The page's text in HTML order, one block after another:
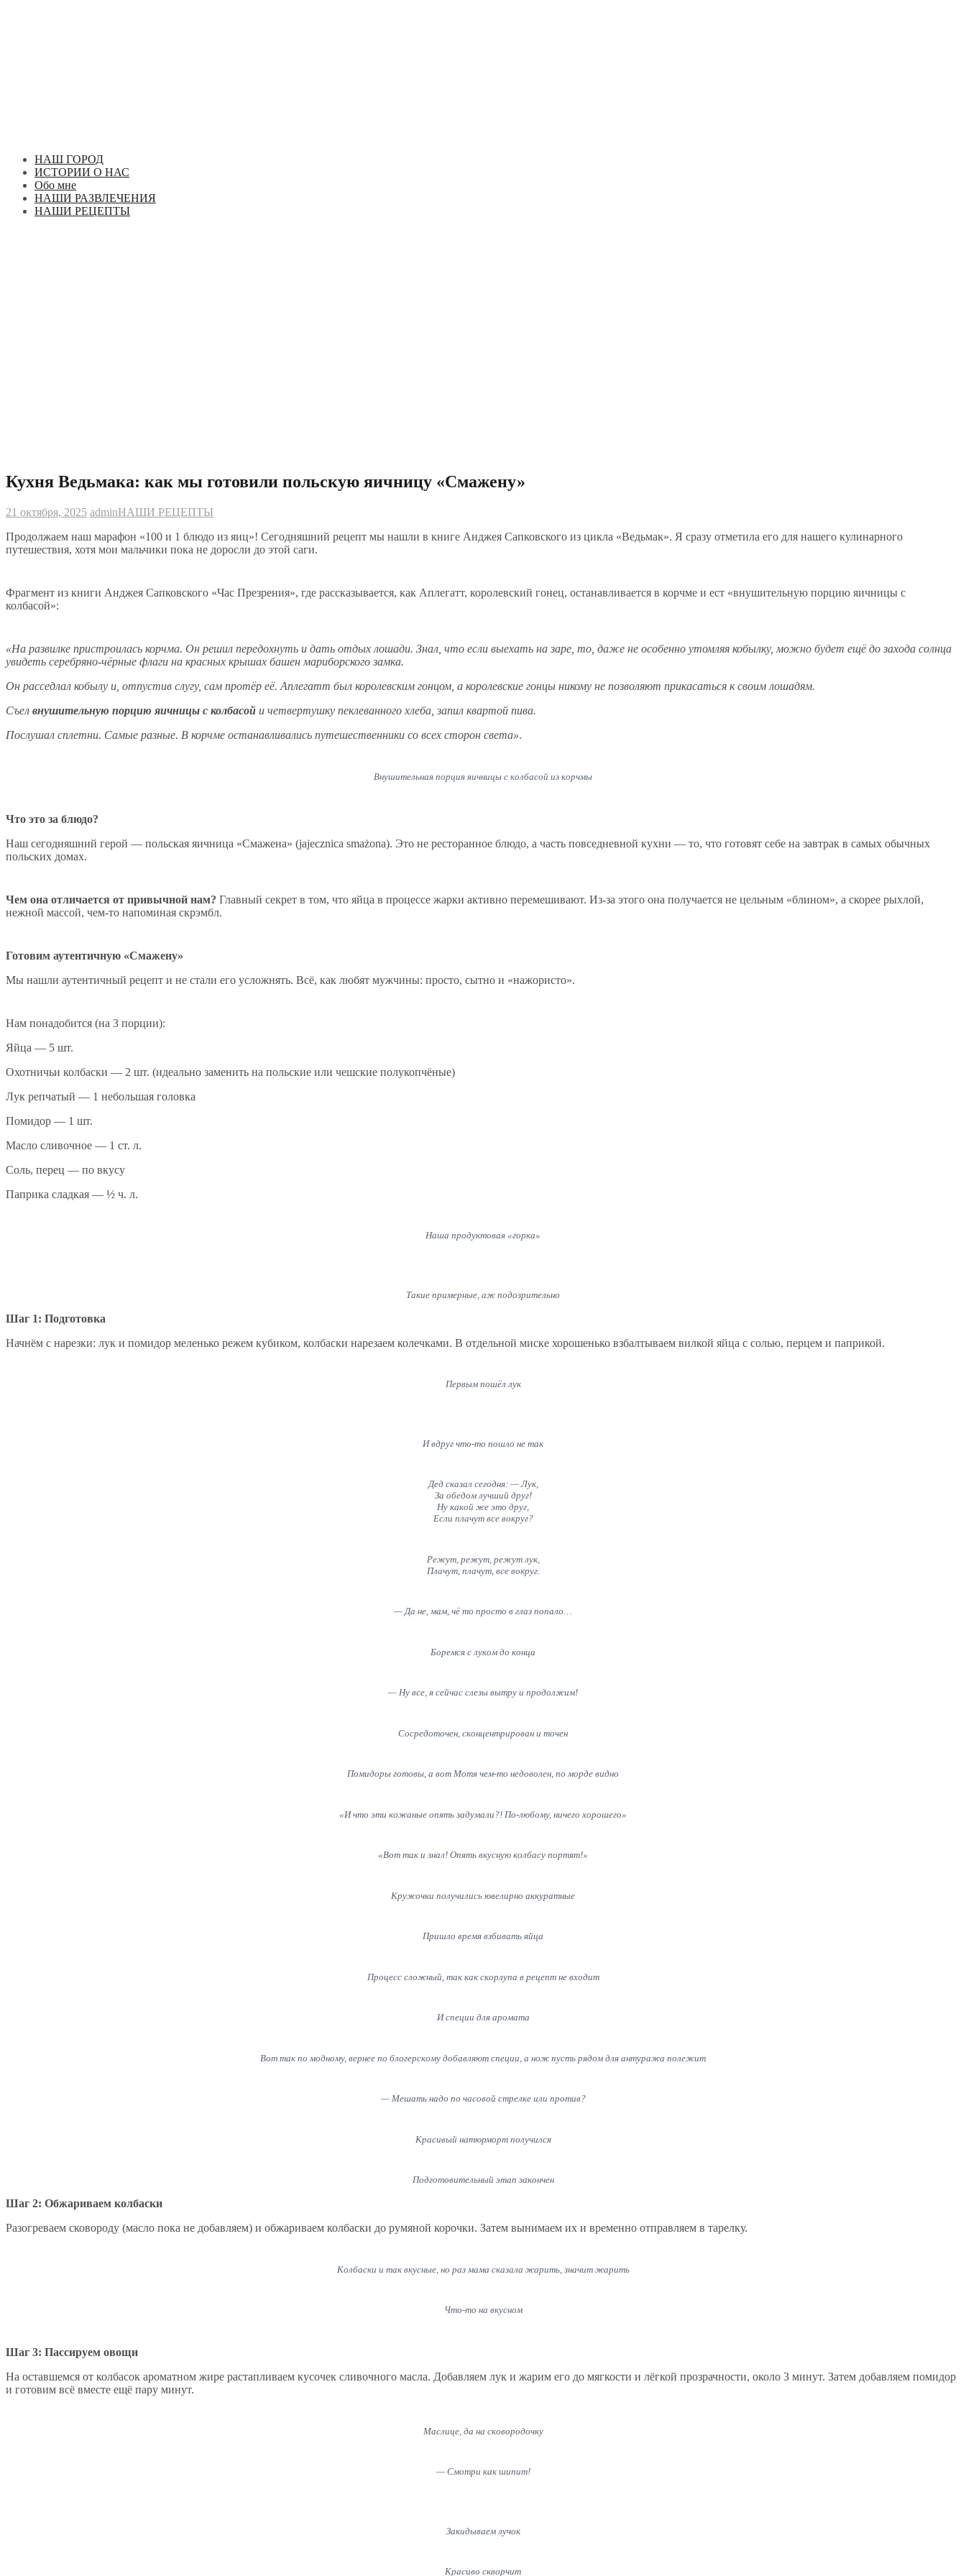
НАШ ГОРОД
ИСТОРИИ О НАС
Обо мне
НАШИ РАЗВЛЕЧЕНИЯ
НАШИ РЕЦЕПТЫ
Кухня Ведьмака: как мы готовили польскую яичницу «Смажену»
21 октября, 2025 adminНАШИ РЕЦЕПТЫ
Продолжаем наш марафон «100 и 1 блюдо из яиц»! Сегодняшний рецепт мы нашли в книге Анджея Сапковского из цикла «Ведьмак». Я сразу отметила его для нашего кулинарного
путешествия, хотя мои мальчики пока не доросли до этой саги.
Фрагмент из книги Анджея Сапковского «Час Презрения», где рассказывается, как Аплегатт, королевский гонец, останавливается в корчме и ест «внушительную порцию яичницы с
колбасой»:
«На развилке пристроилась корчма. Он решил передохнуть и дать отдых лошади. Знал, что если выехать на заре, то, даже не особенно утомляя кобылку, можно будет ещё до захода солнца
увидеть серебряно-чёрные флаги на красных крышах башен мариборского замка.
Он расседлал кобылу и, отпустив слугу, сам протёр её. Аплегатт был королевским гонцом, а королевские гонцы никому не позволяют прикасаться к своим лошадям.
Съел внушительную порцию яичницы с колбасой и четвертушку пеклеванного хлеба, запил квартой пива.
Послушал сплетни. Самые разные. В корчме останавливались путешественники со всех сторон света».
Внушительная порция яичницы с колбасой из корчмы
Что это за блюдо?
Наш сегодняшний герой — польская яичница «Смажена» (jajecznica smażona). Это не ресторанное блюдо, а часть повседневной кухни — то, что готовят себе на завтрак в самых обычных
польских домах.
Чем она отличается от привычной нам? Главный секрет в том, что яйца в процессе жарки активно перемешивают. Из-за этого она получается не цельным «блином», а скорее рыхлой,
нежной массой, чем-то напоминая скрэмбл.
Готовим аутентичную «Смажену»
Мы нашли аутентичный рецепт и не стали его усложнять. Всё, как любят мужчины: просто, сытно и «нажористо».
Нам понадобится (на 3 порции):
Яйца — 5 шт.
Охотничьи колбаски — 2 шт. (идеально заменить на польские или чешские полукопчёные)
Лук репчатый — 1 небольшая головка
Помидор — 1 шт.
Масло сливочное — 1 ст. л.
Соль, перец — по вкусу
Паприка сладкая — ½ ч. л.
Наша продуктовая «горка»
Такие примерные, аж подозрительно
Шаг 1: Подготовка
Начнём с нарезки: лук и помидор меленько режем кубиком, колбаски нарезаем колечками. В отдельной миске хорошенько взбалтываем вилкой яйца с солью, перцем и паприкой.
Первым пошёл лук
И вдруг что-то пошло не так
Дед сказал сегодня: — Лук,
За обедом лучший друг!
Ну какой же это друг,
Если плачут все вокруг?
Режут, режут, режут лук,
Плачут, плачут, все вокруг.
— Да не, мам, чё то просто в глаз попало…
Боремся с луком до конца
— Ну все, я сейчас слезы вытру и продолжим!
Сосредоточен, сконцентрирован и точен
Помидоры готовы, а вот Мотя чем-то недоволен, по морде видно
«И что эти кожаные опять задумали?! По-любому, ничего хорошего»
«Вот так и знал! Опять вкусную колбасу портят!»
Кружочки получились ювелирно аккуратные
Пришло время взбивать яйца
Процесс сложный, так как скорлупа в рецепт не входит
И специи для аромата
Вот так по модному, вернее по блогерскому добавляют специи, а нож пусть рядом для антуража полежит
— Мешать надо по часовой стрелке или против?
Красивый натюрморт получился
Подготовительный этап закончен
Шаг 2: Обжариваем колбаски
Разогреваем сковороду (масло пока не добавляем) и обжариваем колбаски до румяной корочки. Затем вынимаем их и временно отправляем в тарелку.
Колбаски и так вкусные, но раз мама сказала жарить, значит жарить
Что-то на вкусном
Шаг 3: Пассируем овощи
На оставшемся от колбасок ароматном жире растапливаем кусочек сливочного масла. Добавляем лук и жарим его до мягкости и лёгкой прозрачности, около 3 минут. Затем добавляем помидор
и готовим всё вместе ещё пару минут.
Маслице, да на сковородочку
— Смотри как шипит!
Закидываем лучок
Красиво скворчит